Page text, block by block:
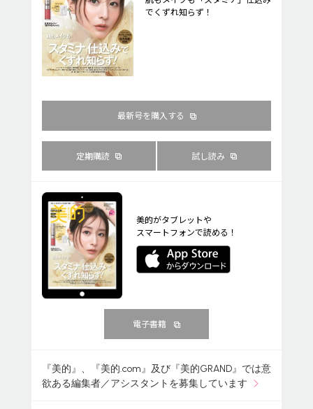
でくずれ知らず！
最新号を購入する
定期購読 試し読み
美的がタブレットや
スマートフォンで読める！
電子書籍
『美的』、『美的.com』及び『美的GRAND』では意
欲ある編集者／アシスタントを募集しています